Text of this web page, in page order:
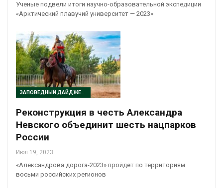
Ученые подвели итоги научно-образовательной экспедиции
«Арктический плавучий университет — 2023»
ЗАПОВЕДНЫЙ ДАЙДЖЕСТ
Реконструкция в честь Александра
Невского объединит шесть нацпарков
России
Июл 19, 2023
«Александрова дорога-2023» пройдет по территориям
восьми российских регионов